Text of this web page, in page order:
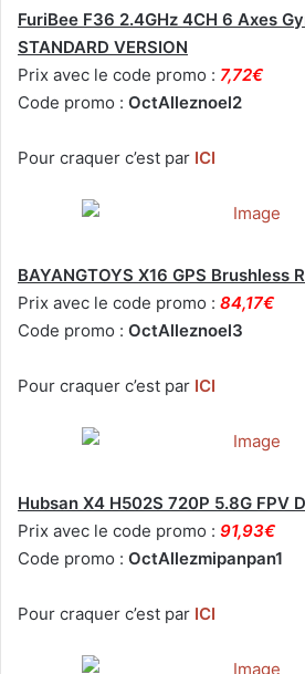
FuriBee F36 2.4GHz 4CH 6 Axes
STANDARD VERSION
Prix avec le code promo : 7,72€
Code promo : OctAlleznoel2
Pour craquer c’est par ICI
BAYANGTOYS X16 GPS Brushless
Prix avec le code promo : 84,17€
Code promo : OctAlleznoel3
Pour craquer c’est par ICI
Hubsan X4 H502S 720P 5.8G FPV
Prix avec le code promo : 91,93€
Code promo : OctAllezmipanpan1
Pour craquer c’est par ICI